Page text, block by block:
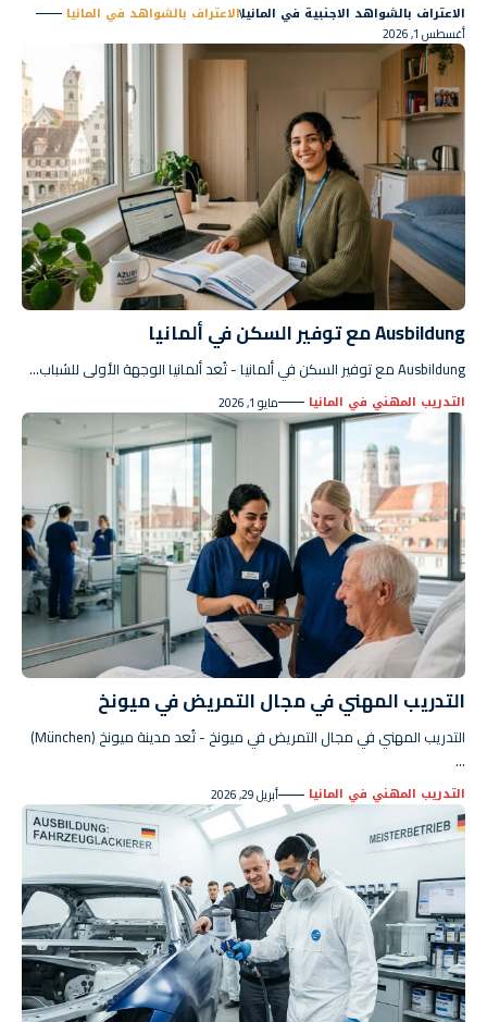
الاعتراف بالشواهد الاجنبية في المانياالاعتراف بالشواهد في المانيا
أغسطس 1, 2026
Ausbildung مع توفير السكن في ألمانيا
Ausbildung مع توفير السكن في ألمانيا - تُعد ألمانيا الوجهة الأولى للشباب…
التدريب المهني في المانيا مايو 1, 2026
التدريب المهني في مجال التمريض في ميونخ
التدريب المهني في مجال التمريض في ميونخ - تُعد مدينة ميونخ (München)
…
التدريب المهني في المانيا أبريل 29, 2026